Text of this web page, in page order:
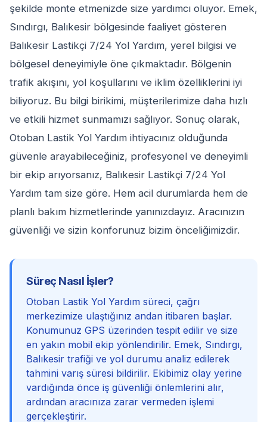
şekilde monte etmenizde size yardımcı oluyor. Emek,
Sındırgı, Balıkesir bölgesinde faaliyet gösteren
Balıkesir Lastikçi 7/24 Yol Yardım, yerel bilgisi ve
bölgesel deneyimiyle öne çıkmaktadır. Bölgenin
trafik akışını, yol koşullarını ve iklim özelliklerini iyi
biliyoruz. Bu bilgi birikimi, müşterilerimize daha hızlı
ve etkili hizmet sunmamızı sağlıyor. Sonuç olarak,
Otoban Lastik Yol Yardım ihtiyacınız olduğunda
güvenle arayabileceğiniz, profesyonel ve deneyimli
bir ekip arıyorsanız, Balıkesir Lastikçi 7/24 Yol
Yardım tam size göre. Hem acil durumlarda hem de
planlı bakım hizmetlerinde yanınızdayız. Aracınızın
güvenliği ve sizin konforunuz bizim önceliğimizdir.
Süreç Nasıl İşler?
Otoban Lastik Yol Yardım süreci, çağrı
merkezimize ulaştığınız andan itibaren başlar.
Konumunuz GPS üzerinden tespit edilir ve size
en yakın mobil ekip yönlendirilir. Emek, Sındırgı,
Balıkesir trafiği ve yol durumu analiz edilerek
tahmini varış süresi bildirilir. Ekibimiz olay yerine
vardığında önce iş güvenliği önlemlerini alır,
ardından aracınıza zarar vermeden işlemi
gerçekleştirir.